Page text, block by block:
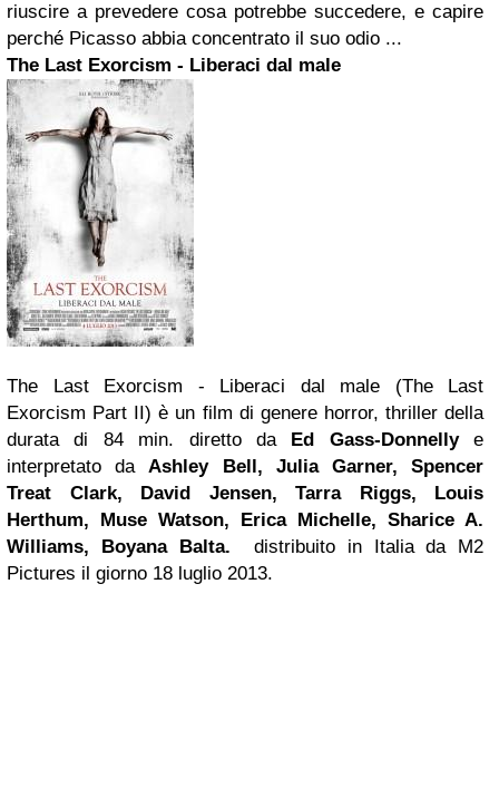
riuscire a prevedere cosa potrebbe succedere, e capire
perché Picasso abbia concentrato il suo odio ...
The Last Exorcism - Liberaci dal male
The Last Exorcism - Liberaci dal male (The Last
Exorcism Part II) è un film di genere horror, thriller della
durata di 84 min. diretto daEd Gass-Donnellye
interpretato daAshley Bell, Julia Garner, Spencer
Treat Clark, David Jensen, Tarra Riggs, Louis
Herthum, Muse Watson, Erica Michelle, Sharice A.
Williams, Boyana Balta. distribuito in Italia da M2
Pictures il giorno 18 luglio 2013.